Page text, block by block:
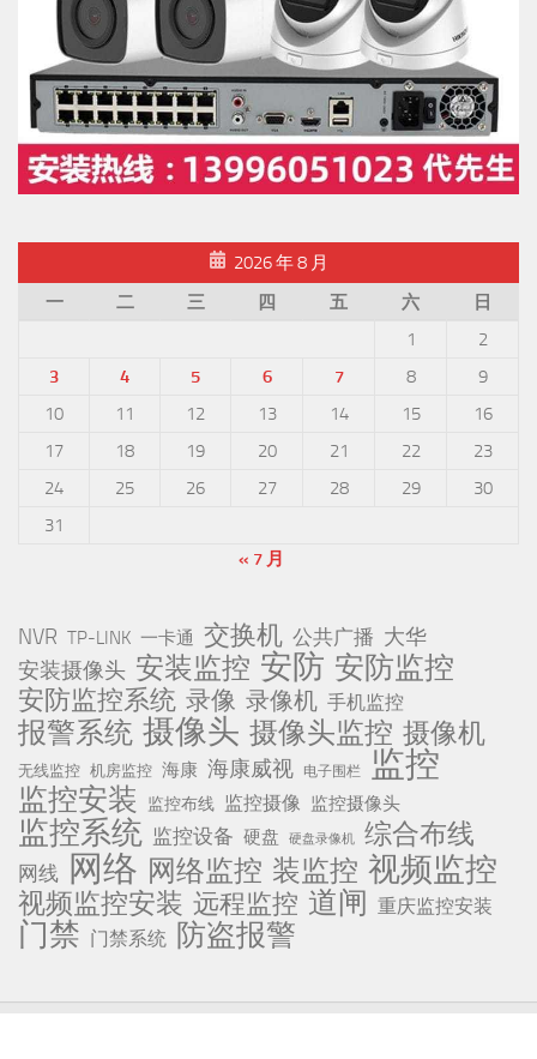
2026 年 8 月
一
二 三 四 五 六
日
1
2
3
4 5 6 7 8
9
10
11 12 13 14 15
16
17
18 19 20 21 22
23
24
25 26 27 28 29
30
31
« 7 月
NVR TP-LINK 一卡通 交换机 公共广播 大华
安装摄像头 安装监控 安防 安防监控
安防监控系统 录像 录像机 手机监控
报警系统 摄像头 摄像头监控 摄像机
无线监控 机房监控 海康 海康威视 电子围栏 监控
监控安装 监控布线 监控摄像 监控摄像头
监控系统 监控设备 硬盘 硬盘录像机 综合布线
网线 网络 网络监控 装监控 视频监控
视频监控安装 远程监控 道闸 重庆监控安装
门禁 门禁系统 防盗报警